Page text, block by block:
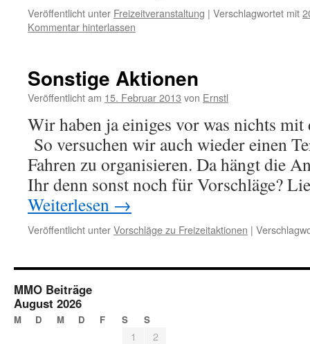
Veröffentlicht unter Freizeitveranstaltung | Verschlagwortet mit
Kommentar hinterlassen
Sonstige Aktionen
Veröffentlicht am 15. Februar 2013 von Ernstl
Wir haben ja einiges vor was nichts mit
So versuchen wir auch wieder einen
Fahren zu organisieren. Da hängt die
Ihr denn sonst noch für Vorschläge?
Weiterlesen →
Veröffentlicht unterVorschläge zu Freizeitaktionen |
MMO Beiträge
August 2026
M D M D F S S
1
2